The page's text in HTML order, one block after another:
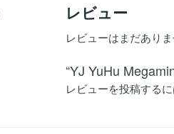
レビュー
レビューはまだありま
“YJ YuHu
レビューを投稿する